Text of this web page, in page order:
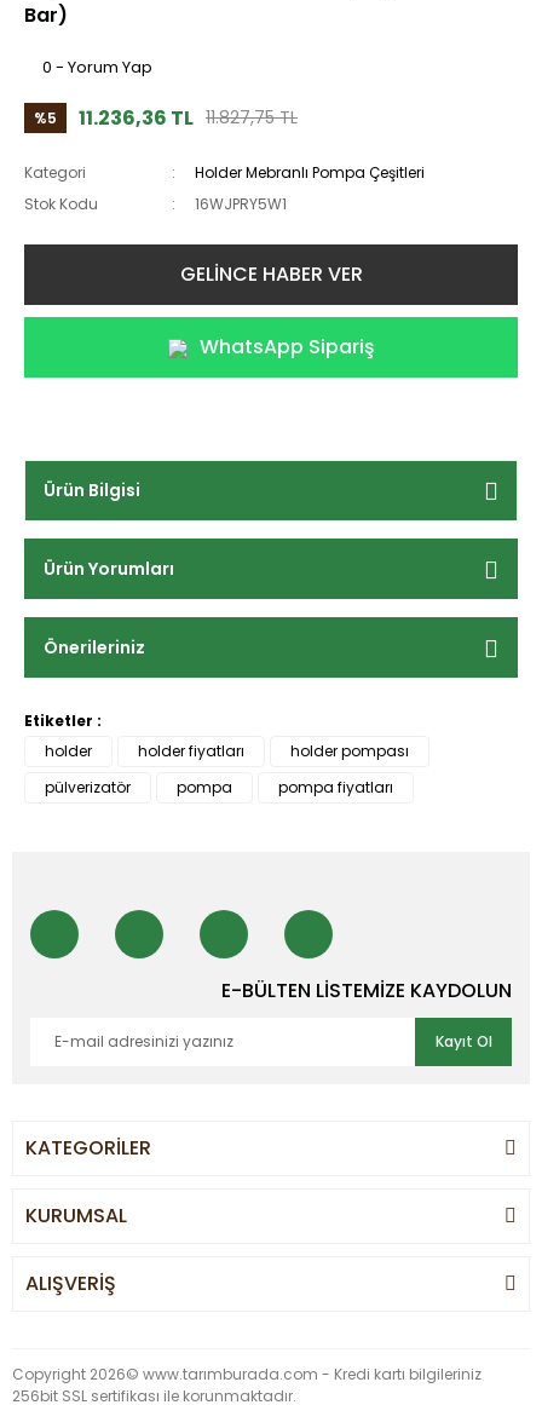
Bar)
0 - Yorum Yap
%5 11.236,36 TL 11.827,75 TL
Kategori
Holder Mebranlı Pompa Çeşitleri
Stok Kodu
16WJPRY5W1
GELİNCE HABER VER
WhatsApp Sipariş
Ürün Bilgisi
Ürün Yorumları
Önerileriniz
Etiketler :
holder
holder fiyatları
holder pompası
pülverizatör
pompa pompa fiyatları
E-BÜLTEN LİSTEMİZE KAYDOLUN
Kayıt Ol
KATEGORİLER
KURUMSAL
ALIŞVERİŞ
Copyright 2026© www.tarımburada.com - Kredi kartı bilgileriniz
256bit SSL sertifikası ile korunmaktadır.